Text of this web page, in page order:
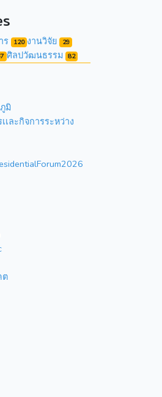
ร 120 งานวิจัย 29
ศิลปวัฒนธรรม 82
มิ
เละกิจการระหว่าง
ต